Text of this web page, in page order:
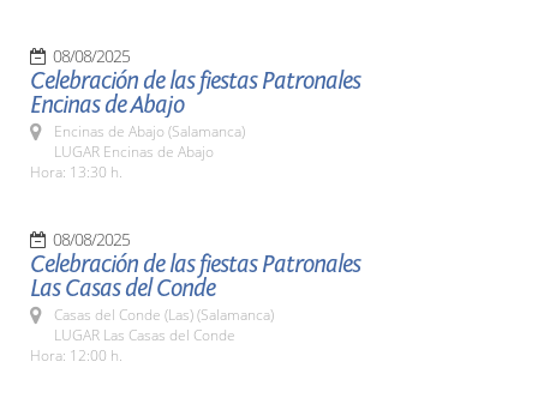
08/08/2025
Celebración de las fiestas Patronales
Encinas de Abajo
Encinas de Abajo (Salamanca)
LUGAR Encinas de Abajo
Hora: 13:30 h.
08/08/2025
Celebración de las fiestas Patronales
Las Casas del Conde
Casas del Conde (Las) (Salamanca)
LUGAR Las Casas del Conde
Hora: 12:00 h.